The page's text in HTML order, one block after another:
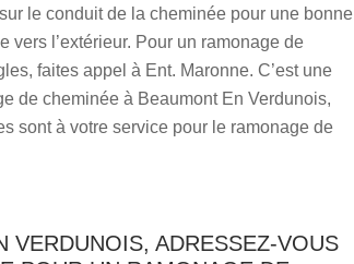
le conduit de la cheminée pour une bonne
vers l’extérieur. Pour un ramonage de
faites appel à Ent. Maronne. C’est une
de cheminée à Beaumont En Verdunois,
sont à votre service pour le ramonage de
VERDUNOIS, ADRESSEZ-VOUS